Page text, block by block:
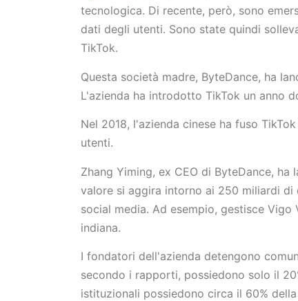
tecnologica. Di recente, però, sono
dati degli utenti. Sono state quindi
TikTok.
Questa società madre, ByteDance, ha
L'azienda ha introdotto TikTok un anno
Nel 2018, l'azienda cinese ha fuso
utenti.
Zhang Yiming, ex CEO di ByteDance,
valore si aggira intorno ai 250 miliardi
social media. Ad esempio, gestisce
indiana.
I fondatori dell'azienda detengono
secondo i rapporti, possiedono solo il
istituzionali possiedono circa il 60%